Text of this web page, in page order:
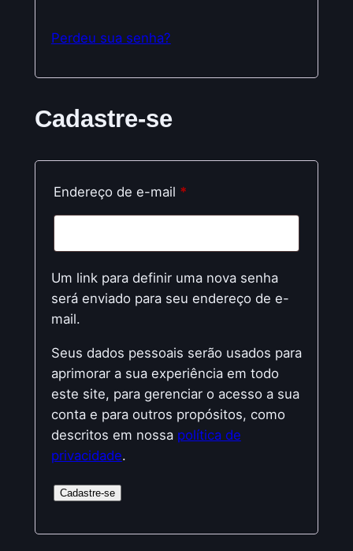
Perdeu sua senha?
Cadastre-se
Endereço de e-mail *Obrigatório
Um link para definir uma nova senha
será enviado para seu endereço de e-
mail.
Seus dados pessoais serão usados para
aprimorar a sua experiência em todo
este site, para gerenciar o acesso a sua
conta e para outros propósitos, como
descritos em nossa política de
privacidade.
Cadastre-se